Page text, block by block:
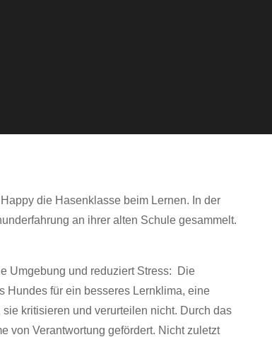
die Hasenklasse beim Lernen. In der
an ihrer alten Schule gesammelt.
Umgebung und reduziert Stress: Die
Hundes für ein besseres Lernklima, eine
kritisieren und verurteilen nicht. Durch das
von Verantwortung gefördert. Nicht zuletzt